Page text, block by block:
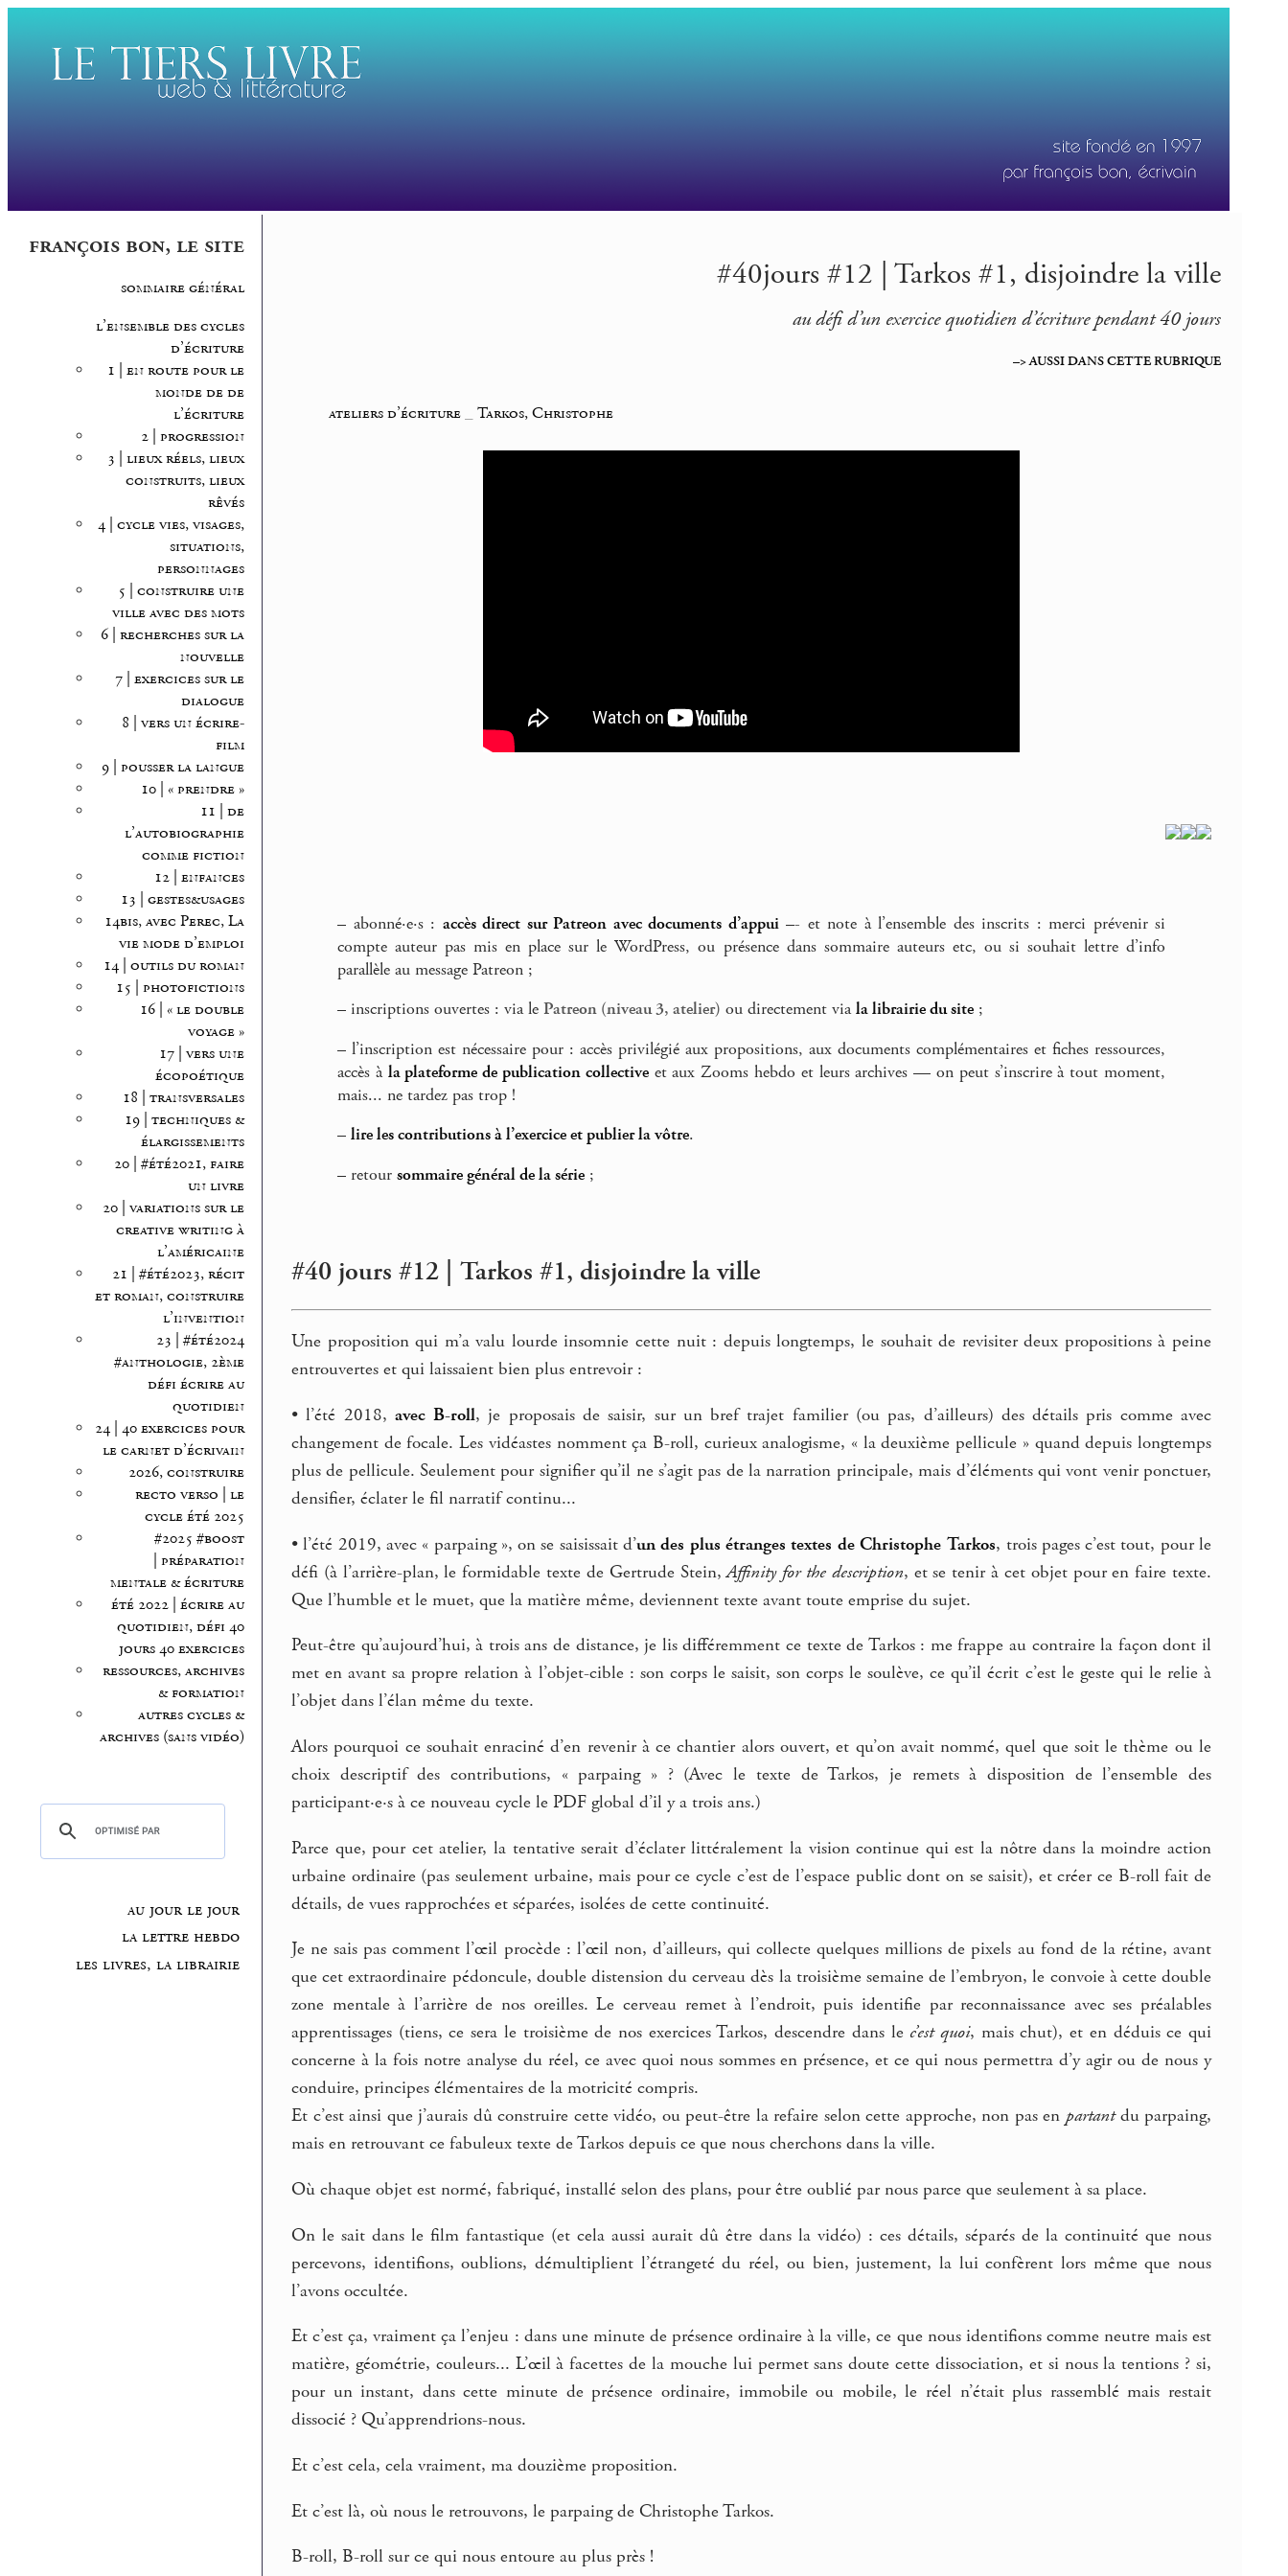
françois bon, le site
sommaire général
l’ensemble des cycles
d’écriture
1 | en route pour le
monde de de
l’écriture
2 | progression
3 | lieux réels, lieux
construits, lieux
rêvés
4 | cycle vies, visages,
situations,
personnages
5 | construire une
ville avec des mots
6 | recherches sur la
nouvelle
7 | exercices sur le
dialogue
8 | vers un écrire-
film
9 | pousser la langue
10 | « prendre »
11 | de
l’autobiographie
comme fiction
12 | enfances
13 | gestes&usages
14bis, avec Perec, La
vie mode d’emploi
14 | outils du roman
15 | photofictions
16 | « le double
voyage »
17 | vers une
écopoétique
18 | transversales
19 | techniques &
élargissements
20 | #été2021, faire
un livre
20 | variations sur le
creative writing à
l’américaine
21 | #été2023, récit
et roman, construire
l’invention
23 | #été2024
#anthologie, 2ème
défi écrire au
quotidien
24 | 40 exercices pour
le carnet d’écrivain
2026, construire
recto verso | le
cycle été 2025
#2025 #boost
| préparation
mentale & écriture
été 2022 | écrire au
quotidien, défi 40
jours 40 exercices
ressources, archives
& formation
autres cycles &
archives (sans vidéo)
au jour le jour
la lettre hebdo
les livres, la librairie
#40jours #12 | Tarkos #1, disjoindre la ville
au défi d’un exercice quotidien d’écriture pendant 40 jours
–> AUSSI DANS CETTE RUBRIQUE
ateliers d’écriture _Tarkos, Christophe
– abonné·e·s : accès direct sur Patreon avec documents d’appui–- et note à l’ensemble des inscrits : merci prévenir si
compte auteur pas mis en place sur le WordPress, ou présence dans sommaire auteurs etc, ou si souhait lettre d’info
parallèle au message Patreon ;
– inscriptions ouvertes : via le Patreon (niveau 3, atelier) ou directement viala librairie du site ;
– l’inscription est nécessaire pour : accès privilégié aux propositions, aux documents complémentaires et fiches ressources,
accès à la plateforme de publication collectiveet aux Zooms hebdo et leurs archives — on peut s’inscrire à tout moment,
mais... ne tardez pas trop !
– lire les contributions à l’exercice et publier la vôtre.
– retour sommaire général de la série ;
#40 jours #12 | Tarkos #1, disjoindre la ville
Une proposition qui m’a valu lourde insomnie cette nuit : depuis longtemps, le souhait de revisiter deux propositions à peine
entrouvertes et qui laissaient bien plus entrevoir :
• l’été 2018, avec B-roll, je proposais de saisir, sur un bref trajet familier (ou pas, d’ailleurs) des détails pris comme avec
changement de focale. Les vidéastes nomment ça B-roll, curieux analogisme, « la deuxième pellicule » quand depuis longtemps
plus de pellicule. Seulement pour signifier qu’il ne s’agit pas de la narration principale, mais d’éléments qui vont venir ponctuer,
densifier, éclater le fil narratif continu...
• l’été 2019, avec « parpaing », on se saisissait d’un des plus étranges textes de Christophe Tarkos, trois pages c’est tout, pour le
défi (à l’arrière-plan, le formidable texte de Gertrude Stein,Affinity for the description, et se tenir à cet objet pour en faire texte.
Que l’humble et le muet, que la matière même, deviennent texte avant toute emprise du sujet.
Peut-être qu’aujourd’hui, à trois ans de distance, je lis différemment ce texte de Tarkos : me frappe au contraire la façon dont il
met en avant sa propre relation à l’objet-cible : son corps le saisit, son corps le soulève, ce qu’il écrit c’est le geste qui le relie à
l’objet dans l’élan même du texte.
Alors pourquoi ce souhait enraciné d’en revenir à ce chantier alors ouvert, et qu’on avait nommé, quel que soit le thème ou le
choix descriptif des contributions, « parpaing » ? (Avec le texte de Tarkos, je remets à disposition de l’ensemble des
participant·e·s à ce nouveau cycle le PDF global d’il y a trois ans.)
Parce que, pour cet atelier, la tentative serait d’éclater littéralement la vision continue qui est la nôtre dans la moindre action
urbaine ordinaire (pas seulement urbaine, mais pour ce cycle c’est de l’espace public dont on se saisit), et créer ce B-roll fait de
détails, de vues rapprochées et séparées, isolées de cette continuité.
Je ne sais pas comment l’œil procède : l’œil non, d’ailleurs, qui collecte quelques millions de pixels au fond de la rétine, avant
que cet extraordinaire pédoncule, double distension du cerveau dès la troisième semaine de l’embryon, le convoie à cette double
zone mentale à l’arrière de nos oreilles. Le cerveau remet à l’endroit, puis identifie par reconnaissance avec ses préalables
apprentissages (tiens, ce sera le troisième de nos exercices Tarkos, descendre dans le c’est quoi, mais chut), et en déduis ce qui
concerne à la fois notre analyse du réel, ce avec quoi nous sommes en présence, et ce qui nous permettra d’y agir ou de nous y
conduire, principes élémentaires de la motricité compris.
Et c’est ainsi que j’aurais dû construire cette vidéo, ou peut-être la refaire selon cette approche, non pas en partantdu parpaing,
mais en retrouvant ce fabuleux texte de Tarkos depuis ce que nous cherchons dans la ville.
Où chaque objet est normé, fabriqué, installé selon des plans, pour être oublié par nous parce que seulement à sa place.
On le sait dans le film fantastique (et cela aussi aurait dû être dans la vidéo) : ces détails, séparés de la continuité que nous
percevons, identifions, oublions, démultiplient l’étrangeté du réel, ou bien, justement, la lui confèrent lors même que nous
l’avons occultée.
Et c’est ça, vraiment ça l’enjeu : dans une minute de présence ordinaire à la ville, ce que nous identifions comme neutre mais est
matière, géométrie, couleurs... L’œil à facettes de la mouche lui permet sans doute cette dissociation, et si nous la tentions ? si,
pour un instant, dans cette minute de présence ordinaire, immobile ou mobile, le réel n’était plus rassemblé mais restait
dissocié ? Qu’apprendrions-nous.
Et c’est cela, cela vraiment, ma douzième proposition.
Et c’est là, où nous le retrouvons, le parpaing de Christophe Tarkos.
B-roll, B-roll sur ce qui nous entoure au plus près !